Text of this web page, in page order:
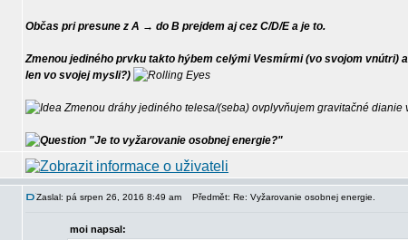
Občas pri presune z A → do B prejdem aj cez C/D/E a je to.
Zmenou jediného prvku takto hýbem celými Vesmírmi (vo svojom vnútri)
len vo svojej mysli?)
Zmenou dráhy jediného telesa/(seba) ovplyvňujem gravitačné
"Je to vyžarovanie osobnej energie?"
Zaslal: pá srpen 26, 2016 8:49 am Předmět: Re: Vyžarovanie osobnej energie.
moi napsal: